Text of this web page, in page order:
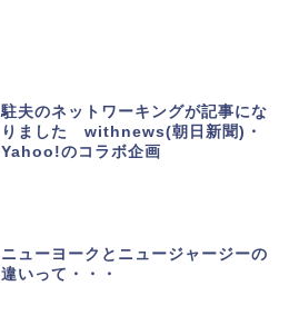
駐夫のネットワーキングが記事にな
りました withnews(朝日新聞)・
Yahoo!のコラボ企画
ニューヨークとニュージャージーの
違いって・・・